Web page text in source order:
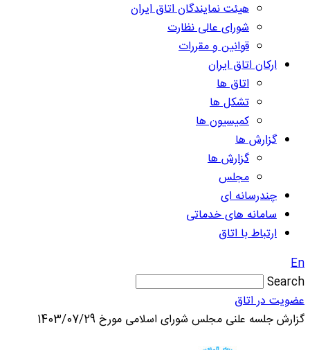
هیئت نمایندگان اتاق ایران
شورای عالی نظارت
قوانین و مقررات
ارکان اتاق ایران
اتاق ها
تشکل ها
کمیسیون ها
گزارش ها
گزارش ها
مجلس
چندرسانه ای
سامانه های خدماتی
ارتباط با اتاق
En
Search
عضویت در اتاق
گزارش جلسه علنی مجلس شورای اسلامی مورخ 1403/07/29